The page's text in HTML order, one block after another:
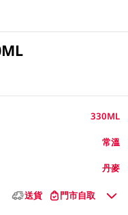
330ML
常溫
丹麥
送貨 門市自取